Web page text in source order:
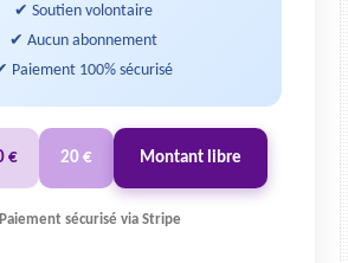
✔ Soutien volontaire
✔ Aucun abonnement
Paiement 100% sécurisé
€ 20 € Montant libre
Paiement sécurisé via Stripe